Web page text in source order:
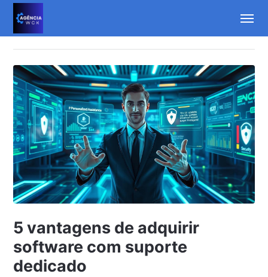
5 vantagens de adquirir
software com suporte
dedicado